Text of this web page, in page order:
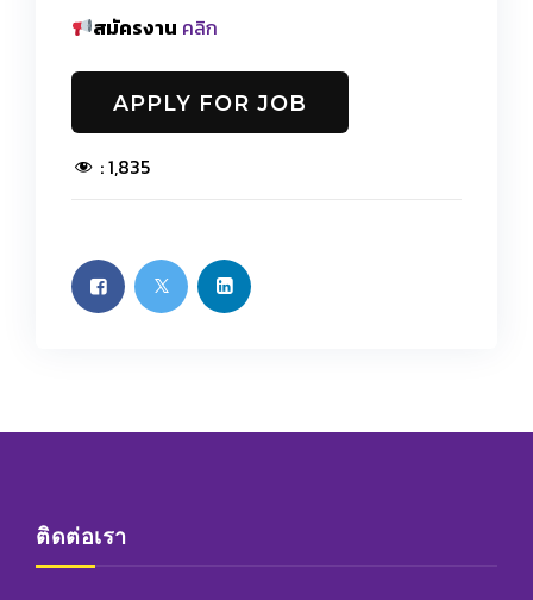
สมัครงาน คลิก
:1,835
ติดต่อเรา